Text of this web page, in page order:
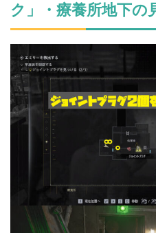
ク」・療養所地下の